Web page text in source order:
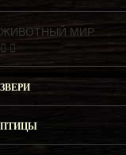
ЖИВОТНЫЙ МИР
ЗВЕРИ
ПТИЦЫ